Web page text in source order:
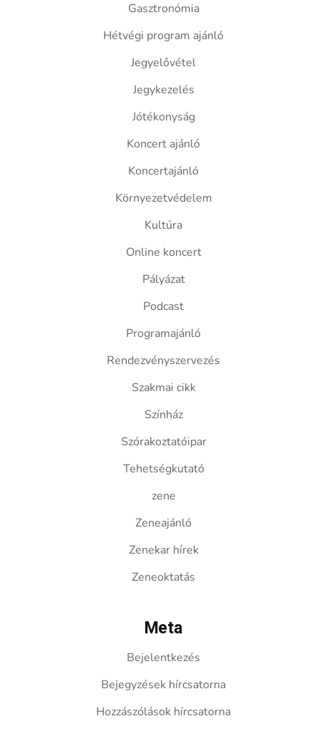
Gasztronómia
Hétvégi program ajánló
Jegyelővétel
Jegykezelés
Jótékonyság
Koncert ajánló
Koncertajánló
Környezetvédelem
Kultúra
Online koncert
Pályázat
Podcast
Programajánló
Rendezvényszervezés
Szakmai cikk
Színház
Szórakoztatóipar
Tehetségkutató
zene
Zeneajánló
Zenekar hírek
Zeneoktatás
Meta
Bejelentkezés
Bejegyzések hírcsatorna
Hozzászólások hírcsatorna